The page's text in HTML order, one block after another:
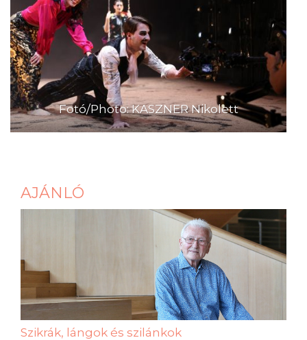
Fotó/Photo: KASZNER Nikolett
AJÁNLÓ
Szikrák, lángok és szilánkok